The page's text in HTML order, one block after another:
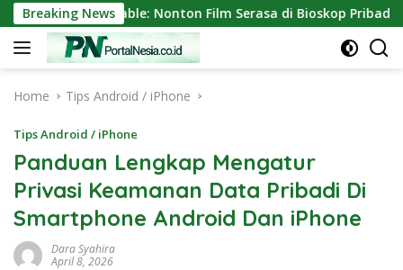
Skip
to
content
Breaking News
Portable: Nonton Film Serasa di Bioskop Pribadi Rumah
Home Tips Android / iPhone
Tips Android / iPhone
Panduan Lengkap Mengatur
Privasi Keamanan Data Pribadi Di
Smartphone Android Dan iPhone
Dara Syahira
April 8, 2026